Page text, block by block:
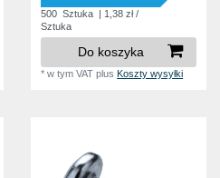
500 Sztuka | 1,38 zł /
Sztuka
Do koszyka
*w tym VAT plusKoszty wysyłki